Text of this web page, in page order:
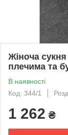
Жіноча сукня
плечима та
В наявності
Код: 344/1
1 262 ₴